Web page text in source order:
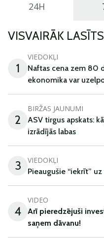
24H
VISVAIRĀK LASĪTS
1
VIEDOKĻI
Naftas cena zem 80
ekonomika var
2
BIRŽAS JAUNUMI
ASV tirgus apskats:
izrādījās labas
3 VIEDOKĻI
Pieaugušie “iekrīt”
4
VIDEO
Arī pieredzējuši
saņem dāvanu!